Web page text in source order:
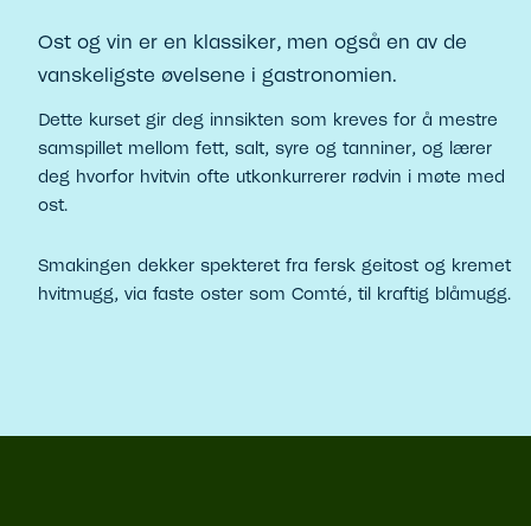
Ost og vin er en klassiker, men også en av de
vanskeligste øvelsene i gastronomien.
Dette kurset gir deg innsikten som kreves for å mestre
samspillet mellom fett, salt, syre og tanniner, og lærer
deg hvorfor hvitvin ofte utkonkurrerer rødvin i møte med
ost.
Smakingen dekker spekteret fra fersk geitost og kremet
hvitmugg, via faste oster som Comté, til kraftig blåmugg.